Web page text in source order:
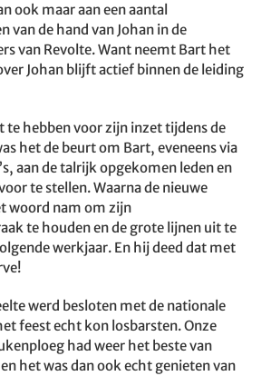
ook maar aan een aantal
van de hand van Johan in de
van Revolte. Want neemt Bart het
Johan blijft actief binnen de leiding
te hebben voor zijn inzet tijdens de
het de beurt om Bart, eveneens via
aan de talrijk opgekomen leden en
te stellen. Waarna de nieuwe
woord nam om zijn
te houden en de grote lijnen uit te
werkjaar. En hij deed dat met
werd besloten met de nationale
feest echt kon losbarsten. Onze
had weer het beste van
het was dan ook echt genieten van